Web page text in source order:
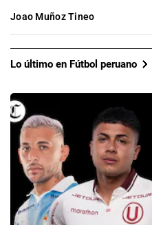
Joao Muñoz Tineo
Lo último en Fútbol peruano